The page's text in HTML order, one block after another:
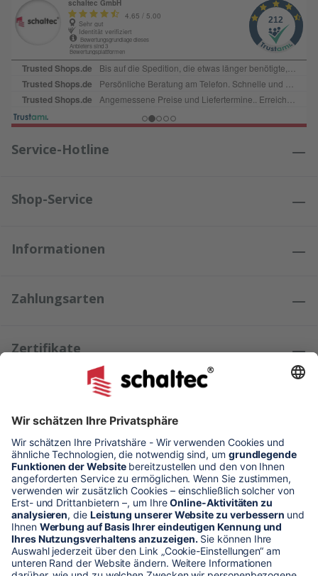
Service-Hotline
Shop-Service
Informationen
Zahlungsarten
Zertifikate
Kundenmeinungen
* Alle Preise verstehen sich zzgl. Mehrwertsteuer und Versandkosten